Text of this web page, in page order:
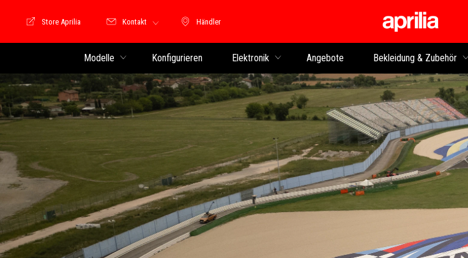
Händler
Händler
Store Motoguzzi
Store Aprilia Kontakt
Modelle Konfigurieren Elektronik Angebote Bekleidung & Zubehör